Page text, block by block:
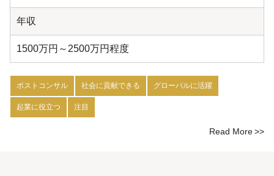
年収
1500万円～2500万円程度
ポストコンサル 社会に貢献できる グローバルに活躍
起業に役立つ 注目
Read More